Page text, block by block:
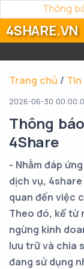
Thông
4SHARE.VN
Trang chủ /
2026-06-30
Thông
4Share
- Nhằm đáp
dịch vụ,
quan đến việc
Theo đó, kể từ
ngừng kinh
lưu trữ và chia
đang sử dụng